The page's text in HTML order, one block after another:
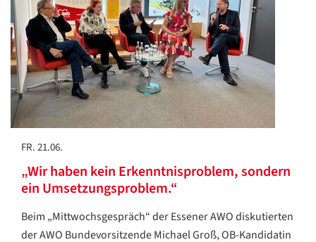
FR. 21.06.
„Wir haben kein Erkenntnisproblem, sondern
ein Umsetzungsproblem.“
Beim „Mittwochsgespräch“ der Essener AWO diskutierten
der AWO Bundevorsitzende Michael Groß, OB-Kandidatin